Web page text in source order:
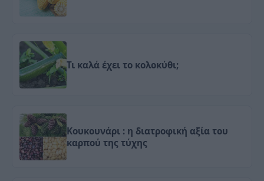
Τι καλά έχει το κολοκύθι;
Κουκουνάρι : η διατροφική αξία του
καρπού της τύχης